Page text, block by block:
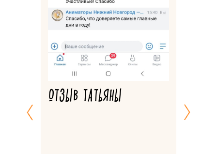
ОТЗЫВ ТАТЬЯНЫ